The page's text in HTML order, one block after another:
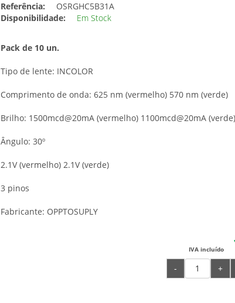
Referência:
OSRGHC5B31A
Disponibilidade:
Em Stock
Pack de 10 un.
Tipo de lente: INCOLOR
Comprimento de onda: 625 nm (vermelho) 570 nm (verde)
Brilho: 1500mcd@20mA (vermelho) 1100mcd@20mA (verde)
Ângulo: 30º
2.1V (vermelho) 2.1V (verde)
3 pinos
Fabricante: OPPTOSUPLY
IVA incluído
- +